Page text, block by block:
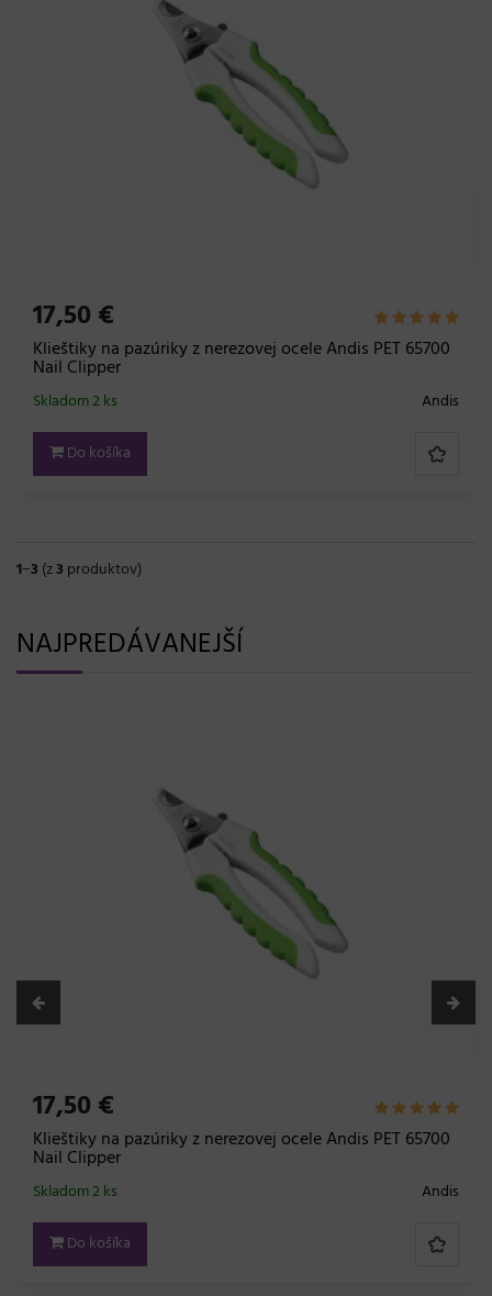
17,50 €
Klieštiky na pazúriky z nerezovej ocele Andis PET 65700
Nail Clipper
Andis
Skladom 2 ks
Do košíka
1−3 (z3 produktov)
NAJPREDÁVANEJŠÍ
17,50 €
Klieštiky na pazúriky z nerezovej ocele Andis PET 65700
Nail Clipper
Andis
Skladom 2 ks
Do košíka